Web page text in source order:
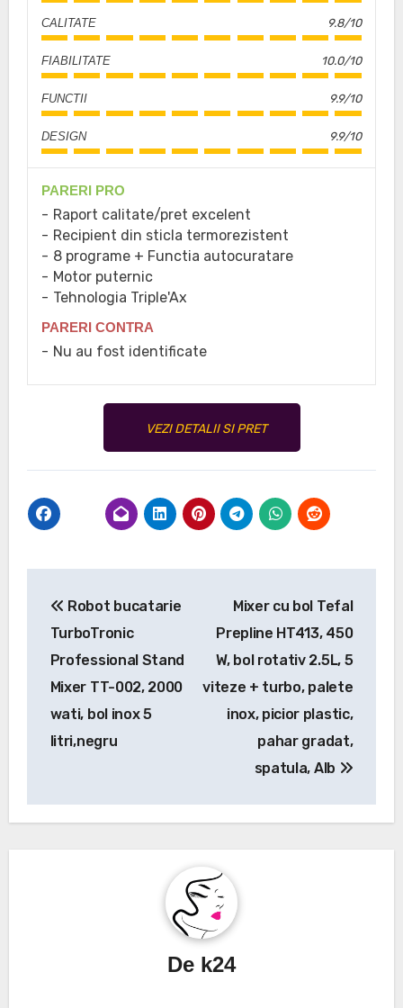
CALITATE 9.8/10
FIABILITATE 10.0/10
FUNCTII 9.9/10
DESIGN 9.9/10
PARERI PRO
Raport calitate/pret excelent
Recipient din sticla termorezistent
8 programe + Functia autocuratare
Motor puternic
Tehnologia Triple'Ax
PARERI CONTRA
Nu au fost identificate
VEZI DETALII SI PRET
în
articole
Robot bucatarie
TurboTronic
Professional Stand
Mixer TT-002, 2000
wati, bol inox 5
litri,negru
Mixer cu bol Tefal
Prepline HT413, 450
W, bol rotativ 2.5L, 5
viteze + turbo, palete
inox, picior plastic,
pahar gradat,
spatula, Alb
De k24